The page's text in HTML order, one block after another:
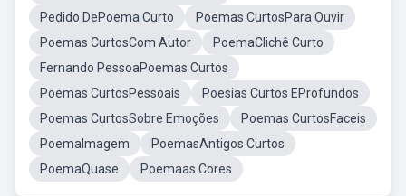
Pedido DePoema Curto
Poemas CurtosPara Ouvir
Poemas CurtosCom Autor
PoemaClichê Curto
Fernando PessoaPoemas Curtos
Poemas CurtosPessoais
Poesias Curtos EProfundos
Poemas CurtosSobre Emoções
Poemas CurtosFaceis
PoemaImagem
PoemasAntigos Curtos
PoemaQuase
Poemaas Cores